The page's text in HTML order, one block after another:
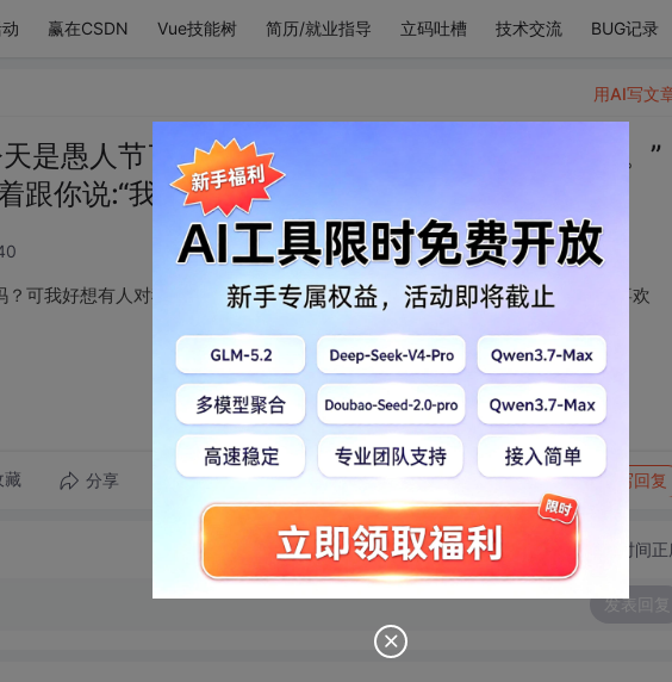
赢在CSDN Vue技能树 简历/就业指导 立码吐槽 技术交流 BUG记录
是愚人节了吗？可我好想有人对我说:“我喜欢你。”
你说:“我也喜欢你。”
可我好想有人对我说:“我喜欢你。”哪怕是骗我的，我也会笑着跟你说:“我也喜欢
藏 分享 转发到动态 举报 写回复
用AI写文
切换为时间正
发表回复